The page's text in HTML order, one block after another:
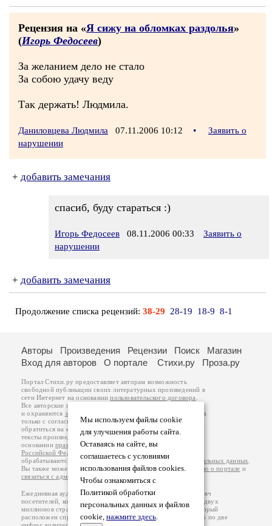
Рецензия на «Я сижу на обломках раздолья»
(Игорь Федосеев)
За желанием дело не стало
За собою удачу веду
Так держать! Людмила.
Даниловцева Людмила 07.11.2006 10:12 •
Заявить о
нарушении
+ добавить замечания
спасиб, буду стараться :)
Игорь Федосеев 08.11.2006 00:33
Заявить о
нарушении
+ добавить замечания
Продолжение списка рецензий: 38-29 28-19 18-9 8-1
Мы используем файлы cookie
для улучшения работы сайта.
Оставаясь на сайте, вы
соглашаетесь с условиями
использования файлов cookies.
Чтобы ознакомиться с
Политикой обработки
персональных данных и файлов
cookie, нажмите здесь.
Авторы Произведения Рецензии Поиск
Магазин
Вход для авторов
О портале Стихи.ру Проза.ру
Портал Стихи.ру предоставляет авторам возможность
свободной публикации своих литературных произведений в
сети Интернет на основаниипользовательского договора
Все авторские права на произведения принадлежат авторам
и охраняются законом
. Перепечатка произведений возможна
только с согласия его автора, к которому вы можете
обратиться на его авторской странице. Ответственность за
тексты произведений авторы несут самостоятельно на
основанииправил публикацииизаконодательства
Российской Федерации
обрабатываются на основанииПолитики обработки персональных данных
Вы также можете посмотреть более подробнуюинформацию о портале и
связаться с администрацией
Ежедневная аудитория портала Стихи.ру – порядка 200 тысяч
посетителей, которые в общей сумме просматривают более двух
миллионов страниц по данным счетчика посещаемости, который
расположен справа от этого текста. В каждой графе указано по две